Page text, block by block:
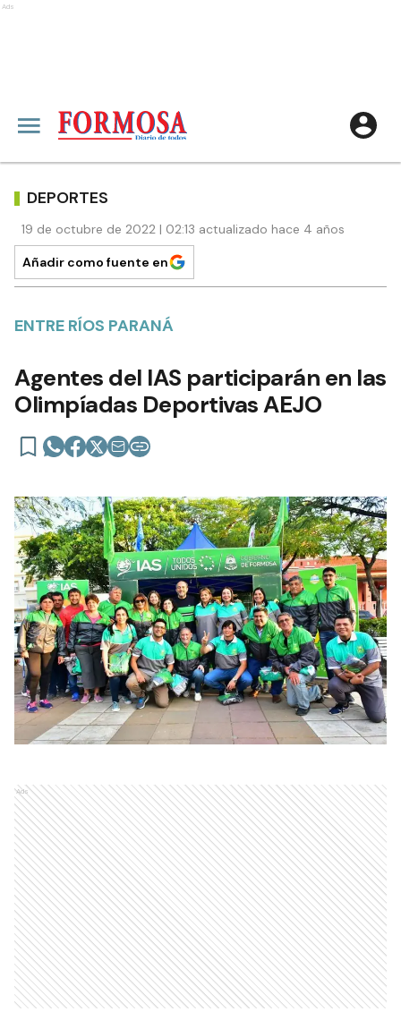
Ads
DEPORTES
19 de octubre de 2022 | 02:13 actualizado hace 4 años
Añadir como fuente en
ENTRE RÍOS PARANÁ
Agentes del IAS participarán en las
Olimpíadas Deportivas AEJO
Ads